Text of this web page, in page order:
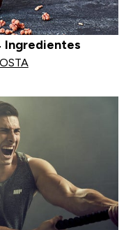
Ingredientes